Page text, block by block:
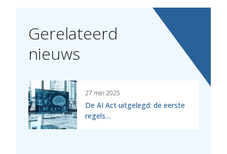
Gerelateerd
nieuws
27 mei 2025
De AI Act uitgelegd: de eerste
regels…